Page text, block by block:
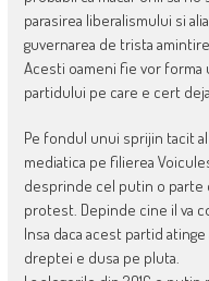
parasirea liberalismului si
guvernarea de trista amintire
Acesti oameni fie vor forma
partidului pe care e cert
Pe fondul unui sprijin tacit
mediatica pe filierea
desprinde cel putin o parte
protest. Depinde cine il va
Insa daca acest partid
dreptei e dusa pe pluta.